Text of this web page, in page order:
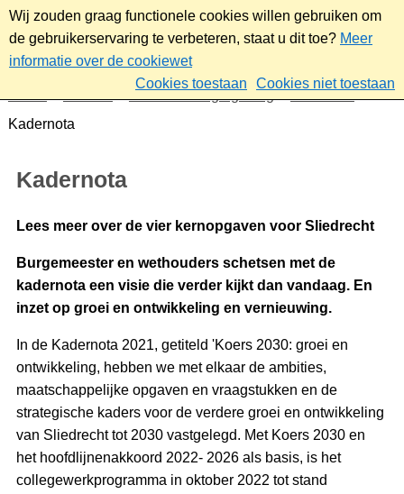
Wij zouden graag functionele cookies willen gebruiken om
de gebruikerservaring te verbeteren, staat u dit toe? Meer
informatie over de cookiewet
Cookies toestaan
Cookies niet toestaan
Beleid- en regelgeving
Financiën
Kadernota
Kadernota
Lees meer over de vier kernopgaven voor Sliedrecht
Burgemeester en wethouders schetsen met de
kadernota een visie die verder kijkt dan vandaag. En
inzet op groei en ontwikkeling en vernieuwing.
In de Kadernota 2021, getiteld 'Koers 2030: groei en
ontwikkeling, hebben we met elkaar de ambities,
maatschappelijke opgaven en vraagstukken en de
strategische kaders voor de verdere groei en ontwikkeling
van Sliedrecht tot 2030 vastgelegd. Met Koers 2030 en
het hoofdlijnenakkoord 2022- 2026 als basis, is het
collegewerkprogramma in oktober 2022 tot stand